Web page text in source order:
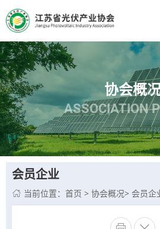
协会概
ASSOCIATION
会员企业
 当前位置： 首页 > 协会概况> 会员企